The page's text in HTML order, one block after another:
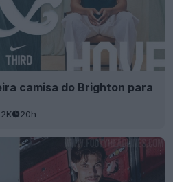
camisa do Brighton para
20h